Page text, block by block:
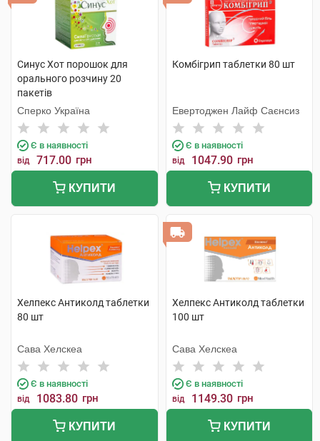
Синус Хот порошок для
орального розчину 20
пакетів
Сперко Україна
Є в наявності
від 717.00 грн
КУПИТИ
Комбігрип таблетки 80 шт
Евертоджен Лайф Саєнсиз
Є в наявності
від 1047.90 грн
КУПИТИ
Хелпекс Антиколд таблетки
80 шт
Сава Хелскеа
Є в наявності
від 1083.80 грн
КУПИТИ
Хелпекс Антиколд таблетки
100 шт
Сава Хелскеа
Є в наявності
від 1149.30 грн
КУПИТИ